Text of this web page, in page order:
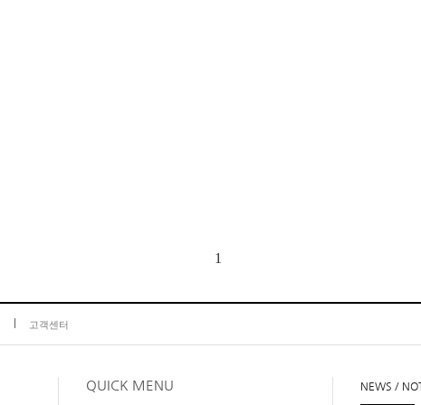
1
고객센터
QUICK MENU NEWS /